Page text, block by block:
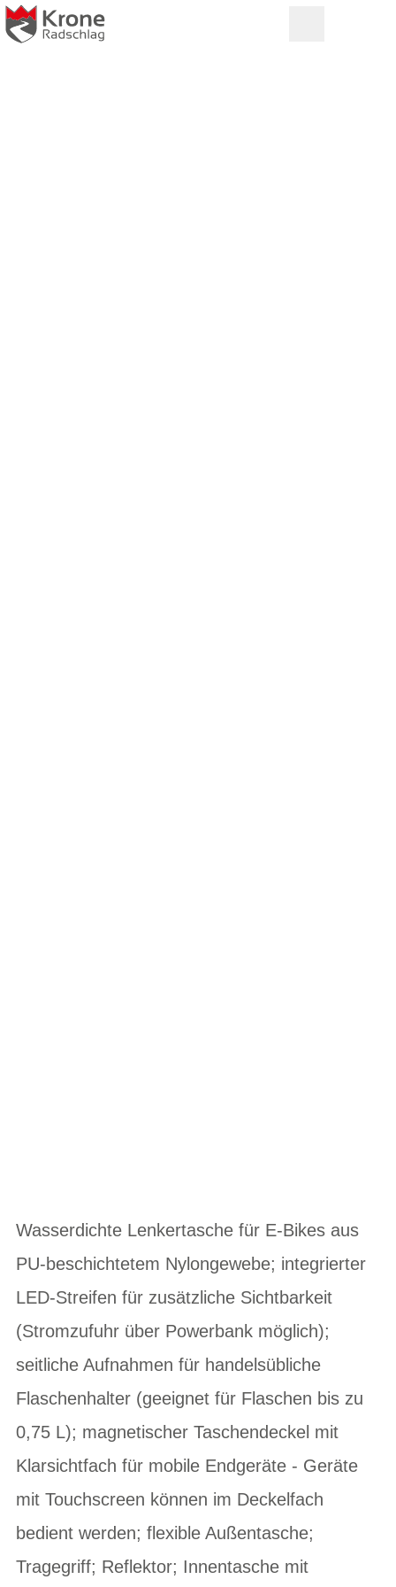
Wasserdichte Lenkertasche für E-Bikes aus
PU-beschichtetem Nylongewebe; integrierter
LED-Streifen für zusätzliche Sichtbarkeit
(Stromzufuhr über Powerbank möglich);
seitliche Aufnahmen für handelsübliche
Flaschenhalter (geeignet für Flaschen bis zu
0,75 L); magnetischer Taschendeckel mit
Klarsichtfach für mobile Endgeräte - Geräte
mit Touchscreen können im Deckelfach
bedient werden; flexible Außentasche;
Tragegriff; Reflektor; Innentasche mit